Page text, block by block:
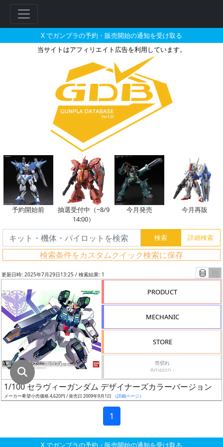
X でガンプラの予約・販売開始の通知を受け取る
当サイトはアフィリエイト広告を利用しています。
1/100 セラヴィーガンダム デザ
予約開始前
抽選受付中（~8/9
14:00）
今月発売 今月再販
検索条件をカスタムクイック検索に保存
ー
グ
レ
ス
ー
ル
成
形
更新日時: 2025年7月29日13:25 / 検索結果: 1
PRODUCT
MECHANIC
STORE
売切れ
Amazon -
1/100 セラヴィーガンダム デザイナーズカラーバージョン
メーカー希望小売価格 4,620円 / 発売日 2009年9月1日 （詳細ページ）
1
X でガンプラの予約・販売開始の通知を受け取る